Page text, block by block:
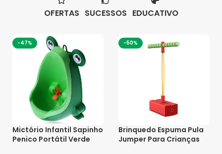
OFERTAS SUCESSOS EDUCATIVO
-47%
Mictório Infantil Sapinho
Penico Portátil Verde
-50%
Brinquedo Espuma Pula
Jumper Para Crianças